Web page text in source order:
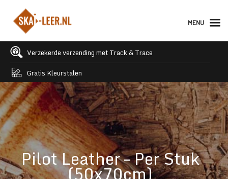
Verzekerde verzending met Track & Trace
Gratis Kleurstalen
Pilot Leather – Per Stuk
MENU